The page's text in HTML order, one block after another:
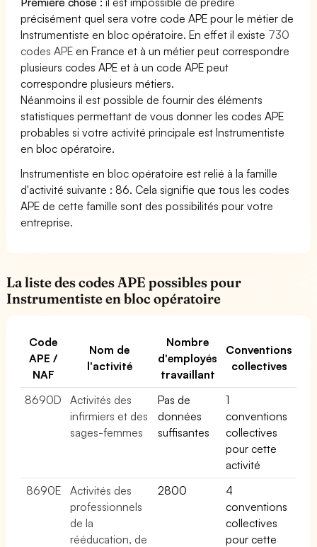
précisément quel sera votre code APE pour le métier de
Instrumentiste en bloc opératoire. En effet il existe 730
codes APE en France et à un métier peut correspondre
plusieurs codes APE et à un code APE peut
correspondre plusieurs métiers.
Néanmoins il est possible de fournir des éléments
statistiques permettant de vous donner les codes APE
probables si votre activité principale est Instrumentiste
en bloc opératoire.
Instrumentiste en bloc opératoire est relié à la famille
d'activité suivante : 86. Cela signifie que tous les codes
APE de cette famille sont des possibilités pour votre
entreprise.
La liste des codes APE possibles pour
Instrumentiste en bloc opératoire
Code
APE /
NAF
Nom de
l'activité
Nombre
d'employés
travaillant
Conventions
collectives
8690D
Activités des
infirmiers et des
sages-femmes
Pas de
données
suffisantes
1
conventions
collectives
pour cette
activité
8690E
Activités des
professionnels
de la
rééducation, de
2800
4
conventions
collectives
pour cette